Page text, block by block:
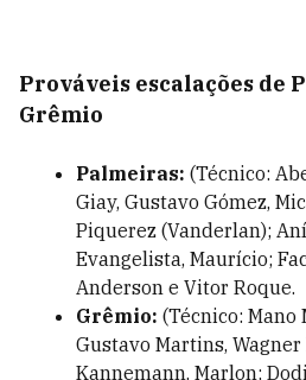
Prováveis escalações de
Grêmio
Palmeiras: (Técnico:
Giay, Gustavo Gómez,
Piquerez (Vanderlan);
Evangelista, Maurício;
Anderson e Vitor Roque.
Grêmio: (Técnico: Mano
Gustavo Martins, Wagner
Kannemann, Marlon;